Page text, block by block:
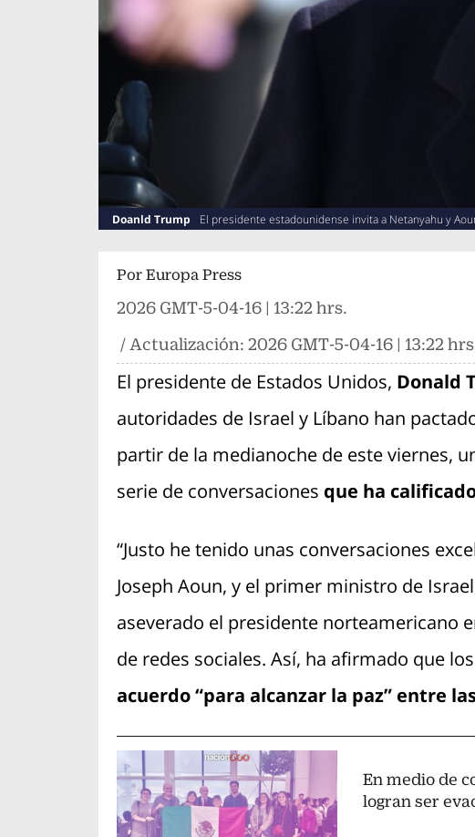
Doanld Trump El presidente estadounidense invita a Netanyahu y
Por Europa Press
2026 GMT-5-04-16 | 13:22 hrs.
/ Actualización: 2026 GMT-5-04-16 | 13:22
El presidente de Estados Unidos, Donald
autoridades de Israel y Líbano han
partir de la medianoche de este viernes,
serie de conversaciones que ha
“Justo he tenido unas conversaciones
Joseph Aoun, y el primer ministro de
aseverado el presidente norteamericano
de redes sociales. Así, ha afirmado que
acuerdo “para alcanzar la paz” entre
En medio de
logran ser